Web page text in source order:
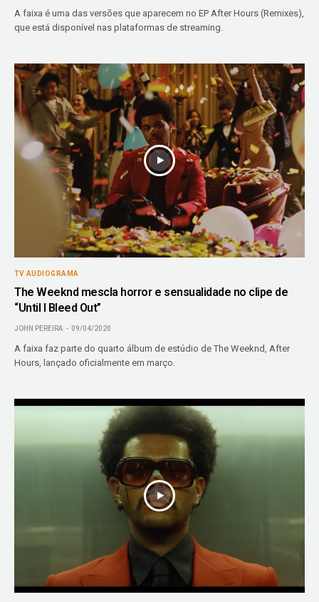
A faixa é uma das versões que aparecem no EP After Hours (Remixes),
que está disponível nas plataformas de streaming.
TV AUDIOGRAMA
The Weeknd mescla horror e sensualidade no clipe de
“Until I Bleed Out”
JOHN PEREIRA 09/04/2020
A faixa faz parte do quarto álbum de estúdio de The Weeknd, After
Hours, lançado oficialmente em março.